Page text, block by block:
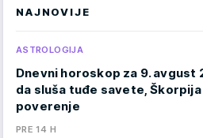
NAJNOVIJE
ASTROLOGIJA
Dnevni horoskop za 9.
da sluša tuđe savete,
poverenje
PRE 14 H